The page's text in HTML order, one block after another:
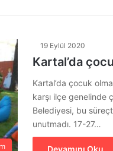
19 Eylül 2020
Kartal’da
Kartal’da çocuk
karşı ilçe genelinde
Belediyesi, bu
unutmadı. 17-27…
Devamını Oku